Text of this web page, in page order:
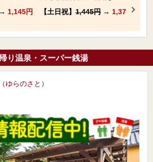
→ 1,145円 【土日祝】 1,445円 → 1,37
り温泉・スーパー銭湯
ゆらのさと）